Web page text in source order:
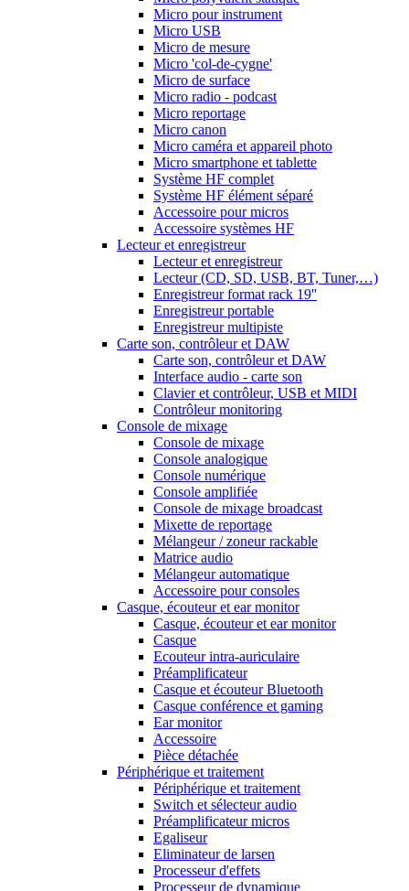
Micro pour instrument
Micro USB
Micro de mesure
Micro 'col-de-cygne'
Micro de surface
Micro radio - podcast
Micro reportage
Micro canon
Micro caméra et appareil photo
Micro smartphone et tablette
Système HF complet
Système HF élément séparé
Accessoire pour micros
Accessoire systèmes HF
Lecteur et enregistreur
Lecteur et enregistreur
Lecteur (CD, SD, USB, BT, Tuner,…)
Enregistreur format rack 19''
Enregistreur portable
Enregistreur multipiste
Carte son, contrôleur et DAW
Carte son, contrôleur et DAW
Interface audio - carte son
Clavier et contrôleur, USB et MIDI
Contrôleur monitoring
Console de mixage
Console de mixage
Console analogique
Console numérique
Console amplifiée
Console de mixage broadcast
Mixette de reportage
Mélangeur / zoneur rackable
Matrice audio
Mélangeur automatique
Accessoire pour consoles
Casque, écouteur et ear monitor
Casque, écouteur et ear monitor
Casque
Ecouteur intra-auriculaire
Préamplificateur
Casque et écouteur Bluetooth
Casque conférence et gaming
Ear monitor
Accessoire
Pièce détachée
Périphérique et traitement
Périphérique et traitement
Switch et sélecteur audio
Préamplificateur micros
Egaliseur
Eliminateur de larsen
Processeur d'effets
Processeur de dynamique